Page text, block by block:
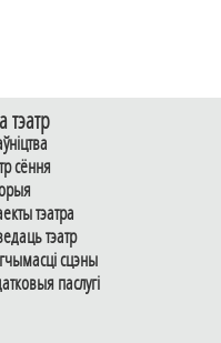
тэатр
сёння
тэатра
тэатр
сцэны
паслугi